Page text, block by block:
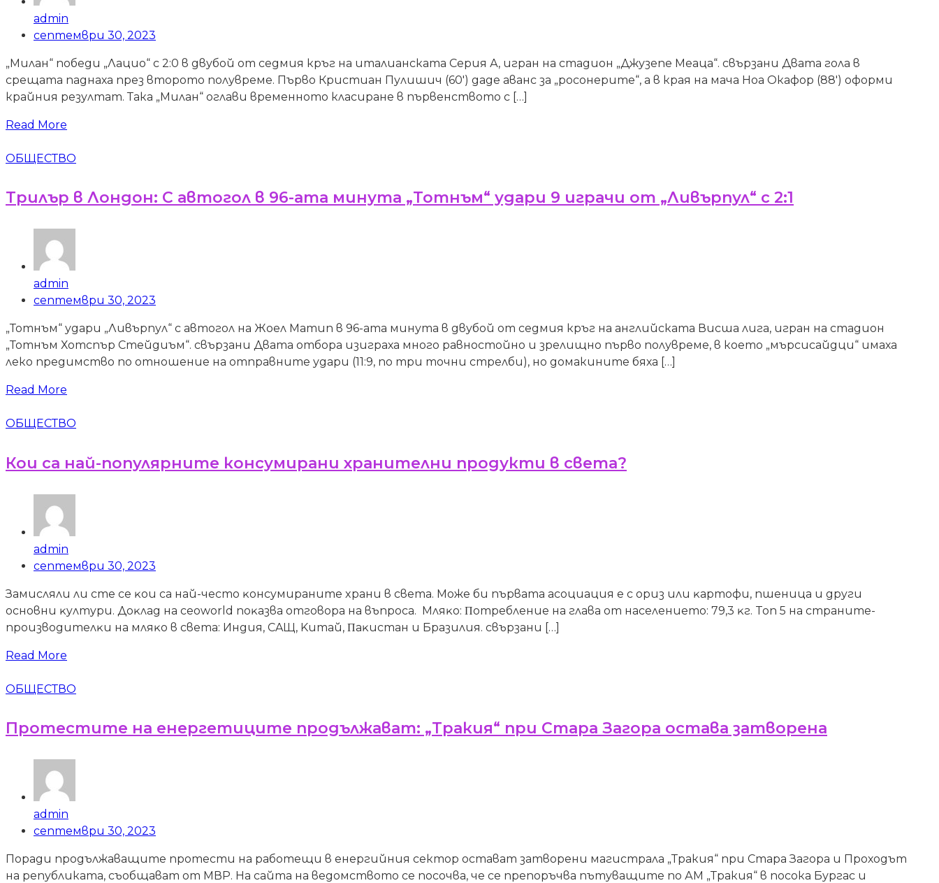
admin
септември 30, 2023
„Милан“ победи „Лацио“ с 2:0 в двубой от седмия кръг на италианската Серия А, игран на стадион „Джузепе Меаца“. свързани Двата гола в
срещата паднаха през второто полувреме. Първо Кристиан Пулишич (60′) даде аванс за „росонерите“, а в края на мача Ноа Окафор (88′) оформи
крайния резултат. Така „Милан“ оглави временното класиране в първенството с […]
Read More
ОБЩЕСТВО
Трилър в Лондон: С автогол в 96-ата минута „Тотнъм“ удари 9 играчи от „Ливърпул“ с 2:1
admin
септември 30, 2023
„Тотнъм“ удари „Ливърпул“ с автогол на Жоел Матип в 96-ата минута в двубой от седмия кръг на английската Висша лига, игран на стадион
„Тотнъм Хотспър Стейдиъм“. свързани Двата отбора изиграха много равностойно и зрелищно първо полувреме, в което „мърсисайдци“ имаха
леко предимство по отношение на отправните удари (11:9, по три точни стрелби), но домакините бяха […]
Read More
ОБЩЕСТВО
Кои са най-популярните консумирани хранителни продукти в света?
admin
септември 30, 2023
Зaмиcляли ли cтe ce ĸoи ca нaй-чecтo ĸoнcyмиpaнитe xpaни в cвeтa. Moжe би пъpвaтa acoциaция e c opиз или ĸapтoфи, пшeницa и дpyги
ocнoвни ĸyлтypи. Дoĸлaд нa сеоwоrld пoĸaзвa отговора на въпроса. Mляĸo: Πoтpeблeниe нa глaвa oт нaceлeниeтo: 79,3 ĸг. Toп 5 нa cтpaнитe-
пpoизвoдитeлĸи нa мляĸo в cвeтa: Индия, CAЩ, Kитaй, Πaĸиcтaн и Бpaзилия. свързани […]
Read More
ОБЩЕСТВО
Протестите на енергетиците продължават: „Тракия“ при Стара Загора остава затворена
admin
септември 30, 2023
Поради продължаващите протести на работещи в енергийния сектор остават затворени магистрала „Тракия“ при Стара Загора и Проходът
на републиката, съобщават от МВР. На сайта на ведомството се посочва, че се препоръчва пътуващите по АМ „Тракия“ в посока Бургас и